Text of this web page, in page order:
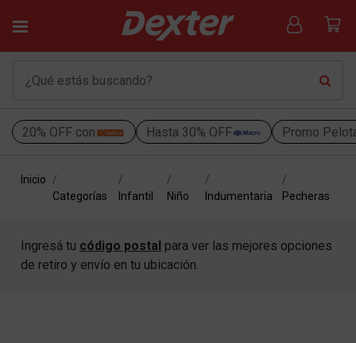
20% OFF con Hasta 30% OFF Promo
Inicio
Categorías
Infantil Niño Indumentaria Pecheras
Ingresá tu código postal para ver las mejores opciones
de retiro y envío en tu ubicación.